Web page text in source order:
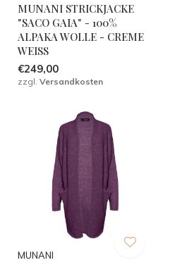
MUNANI STRICKJACKE
"SACO GAIA" - 100%
ALPAKA WOLLE - CREME
WEISS
€249,00
zzgl. Versandkosten
MUNANI